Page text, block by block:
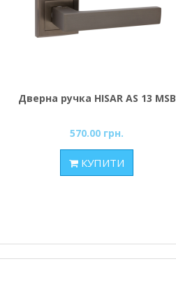
Дверна ручка HISAR AS 13 MSB
570.00 грн.
КУПИТИ